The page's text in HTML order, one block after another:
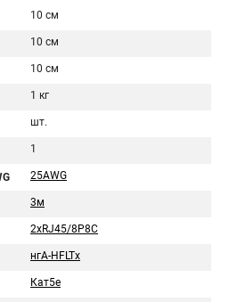
10 см
10 см
10 см
1 кг
шт.
1
25AWG
3м
2хRJ45/8P8C
нгА-HFLTx
Кат5е